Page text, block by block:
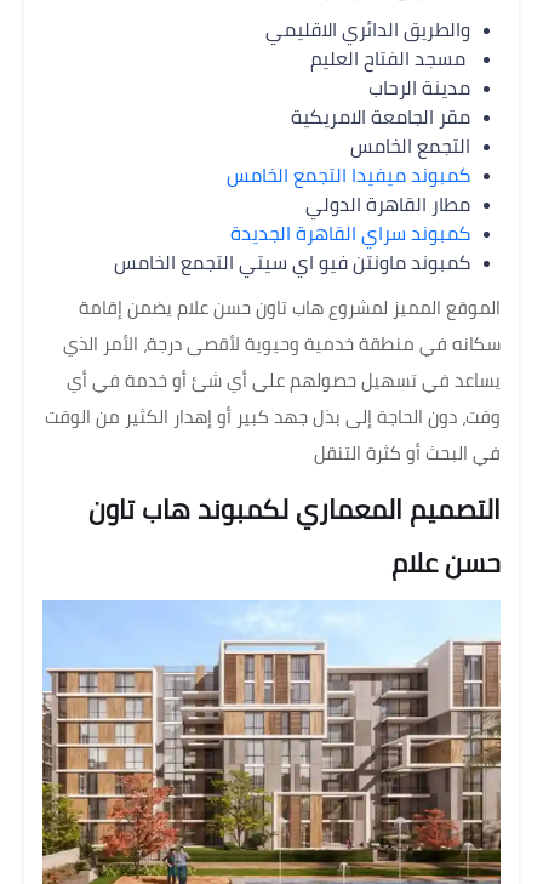
والطريق الدائري الاقليمي
مسجد الفتاح العليم
مدينة الرحاب
مقر الجامعة الامريكية
التجمع الخامس
كمبوند ميفيدا التجمع الخامس
مطار القاهرة الدولي
كمبوند سراي القاهرة الجديدة
كمبوند ماونتن فيو اي سيتي التجمع الخامس
الموقع المميز لمشروع هاب تاون حسن علام يضمن إقامة
سكانه في منطقة خدمية وحيوية لأقصى درجة، الأمر الذي
يساعد في تسهيل حصولهم على أي شئ أو خدمة في أي
وقت، دون الحاجة إلى بذل جهد كبير أو إهدار الكثير من الوقت
في البحث أو كثرة التنقل
التصميم المعماري لكمبوند هاب تاون
حسن علام